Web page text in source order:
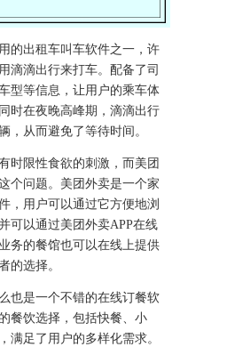
的出租车叫车软件之一，许
滴滴出行来打车。配备了司
型等信息，让用户的乘车体
时在夜晚高峰期，滴滴出行
，从而避免了等待时间。
时限性食欲的刺激，而美团
个问题。美团外卖是一个家
，用户可以通过它方便地浏
可以通过美团外卖APP在线
务的餐馆也可以在线上提供
的选择。
也是一个不错的在线订餐软
餐饮选择，包括快餐、小
满足了用户的多样化需求。